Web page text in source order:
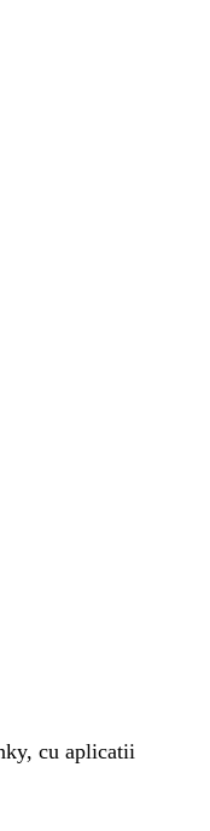
cu aplicatii